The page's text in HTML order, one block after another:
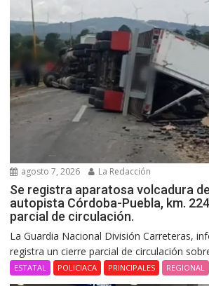
agosto 7, 2026 La Redacción
Se registra aparatosa volcadura
autopista Córdoba-Puebla, km.
parcial de circulación.
La Guardia Nacional División Carreteras,
registra un cierre parcial de circulación
ESTATAL POLICIACA PRINCIPALES REGIONAL